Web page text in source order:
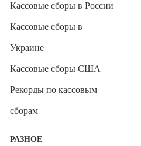
Кассовые сборы в России
Кассовые сборы в
Украине
Кассовые сборы США
Рекорды по кассовым
сборам
РАЗНОЕ